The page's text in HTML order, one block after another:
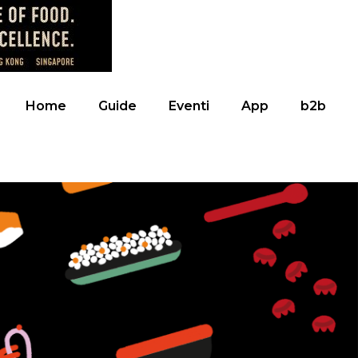
Home Guide Eventi App b2b